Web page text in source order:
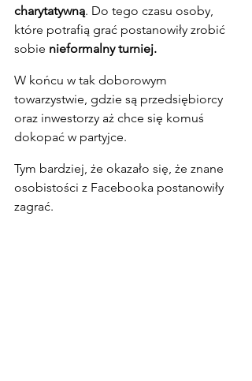
charytatywną. Do tego czasu osoby,
które potrafią grać postanowiły zrobić
sobie nieformalny turniej.
W końcu w tak doborowym
towarzystwie, gdzie są przedsiębiorcy
oraz inwestorzy aż chce się komuś
dokopać w partyjce.
Tym bardziej, że okazało się, że znane
osobistości z Facebooka postanowiły
zagrać.